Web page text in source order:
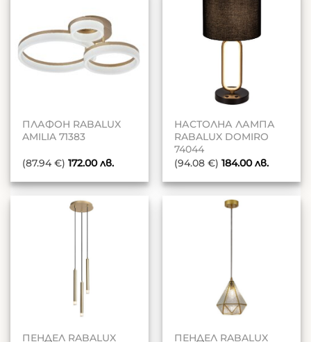
ПЛАФОН RABALUX
AMILIA 71383
(87.94 €) 172.00лв.
НАСТОЛНА ЛАМПА
RABALUX DOMIRO
74044
(94.08 €) 184.00лв.
ПЕНДЕЛ RABALUX
ПЕНДЕЛ RABALUX